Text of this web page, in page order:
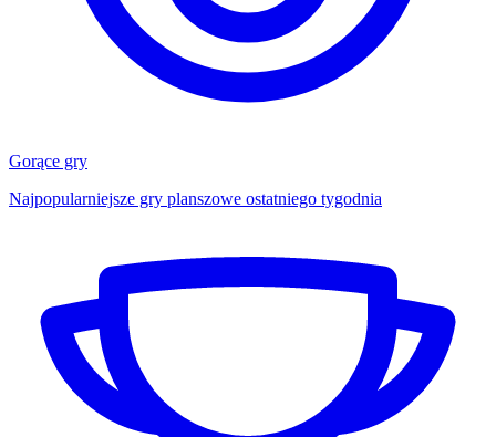
Gorące gry
Najpopularniejsze gry planszowe ostatniego tygodnia